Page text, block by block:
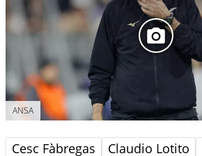
ANSA
Cesc Fàbregas Claudio Lotito